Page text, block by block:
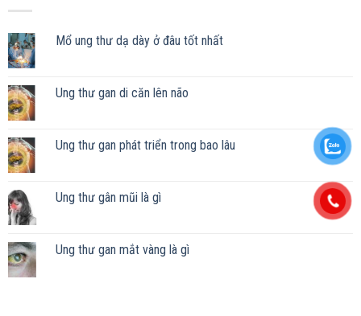
Mổ ung thư dạ dày ở đâu tốt nhất
Ung thư gan di căn lên não
Ung thư gan phát triển trong bao lâu
Ung thư gân mũi là gì
Ung thư gan mắt vàng là gì